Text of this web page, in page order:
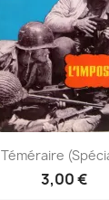
Téméraire
3,00 €